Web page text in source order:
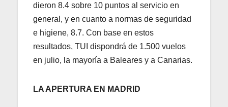
dieron 8.4 sobre 10 puntos al servicio en
general, y en cuanto a normas de seguridad
e higiene, 8.7. Con base en estos
resultados, TUI dispondrá de 1.500 vuelos
en julio, la mayoría a Baleares y a Canarias.
LA APERTURA EN MADRID